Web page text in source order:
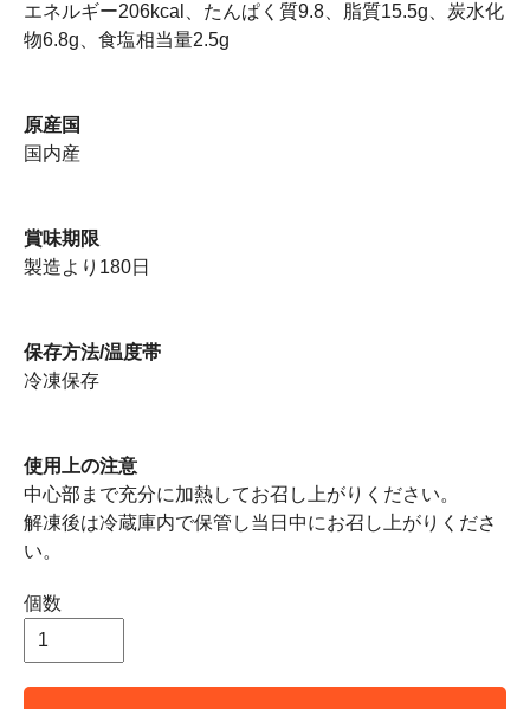
エネルギー206kcal、たんぱく質9.8、脂質15.5g、炭水化
物6.8g、食塩相当量2.5g
原産国
国内産
賞味期限
製造より180日
保存方法/温度帯
冷凍保存
使用上の注意
中心部まで充分に加熱してお召し上がりください。
解凍後は冷蔵庫内で保管し当日中にお召し上がりくださ
い。
個数